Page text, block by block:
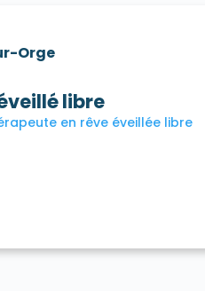
Orge
libre
en rêve éveillée libre